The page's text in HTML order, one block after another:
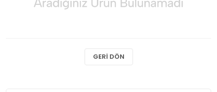
GERI DÖN